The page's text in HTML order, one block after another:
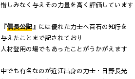
惜しみなく与えその力量を高く評価しています
『信長公記』には優れた力士へ百石の知行を
与えたことまで記されており
人材登用の場でもあったことがうかがえます
中でも有名なのが近江出身の力士・日野長光